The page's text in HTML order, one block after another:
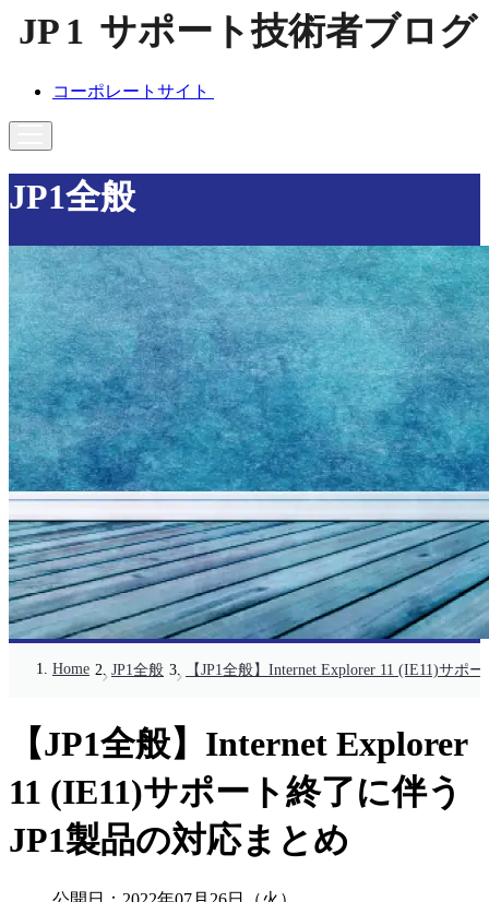
コーポレートサイト
JP1全般
Home JP1全般 【JP1全般】Internet Explorer 11 (IE11)サポ
【JP1全般】Internet Explorer
11 (IE11)サポート終了に伴う
JP1製品の対応まとめ